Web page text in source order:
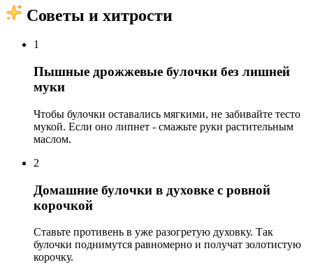
Советы и хитрости
1
Пышные дрожжевые булочки без лишней
муки
Чтобы булочки оставались мягкими, не забивайте тесто
мукой. Если оно липнет - смажьте руки растительным
маслом.
2
Домашние булочки в духовке с ровной
корочкой
Ставьте противень в уже разогретую духовку. Так
булочки поднимутся равномерно и получат золотистую
корочку.